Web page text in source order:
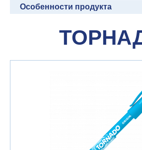
Особенности продукта